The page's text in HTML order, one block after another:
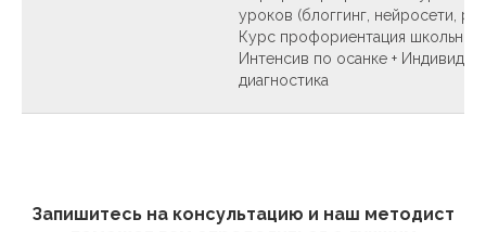
уроков (блоггинг, нейросети,
Курс профориентация
Интенсив по осанке +
диагностика
Запишитесь на консультацию и наш методист